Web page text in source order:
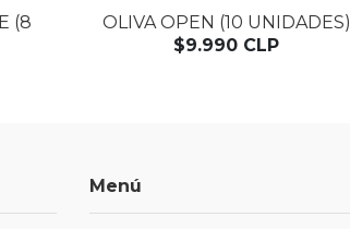
(8
OLIVA OPEN (10 UNIDADES)
$9.990 CLP
Menú